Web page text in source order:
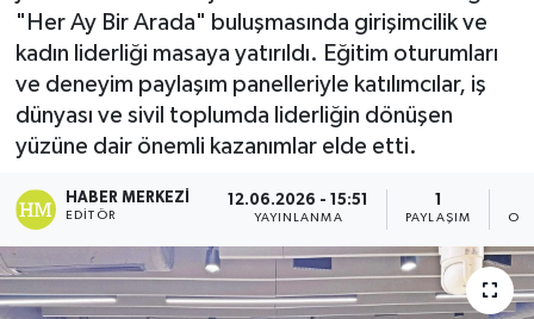
"Her Ay Bir Arada" buluşmasında girişimcilik ve
kadın liderliği masaya yatırıldı. Eğitim oturumları
ve deneyim paylaşım panelleriyle katılımcılar, iş
dünyası ve sivil toplumda liderliğin dönüşen
yüzüne dair önemli kazanımlar elde etti.
HABER MERKEZI
EDITÖR
12.06.2026 - 15:51
YAYINLANMA PAYLAŞIM
Dünya
Eğitim
Ekonomi
Eleman
Emlak
Son Dakika Haberleri
Haber Arşivi